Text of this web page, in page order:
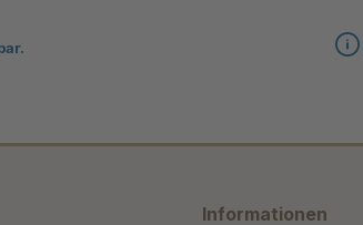
Informationen